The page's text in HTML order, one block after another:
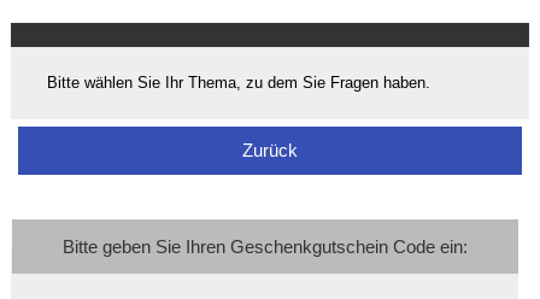
Bitte wählen Sie Ihr Thema, zu dem Sie Fragen haben.
Zurück
Bitte geben Sie Ihren Geschenkgutschein Code ein: